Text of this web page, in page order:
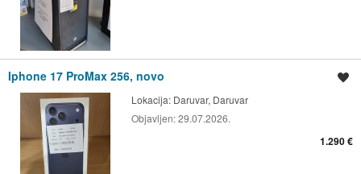
Iphone 17 ProMax 256, novo
Lokacija: Daruvar, Daruvar
Objavljen:29.07.2026.
1.290 €